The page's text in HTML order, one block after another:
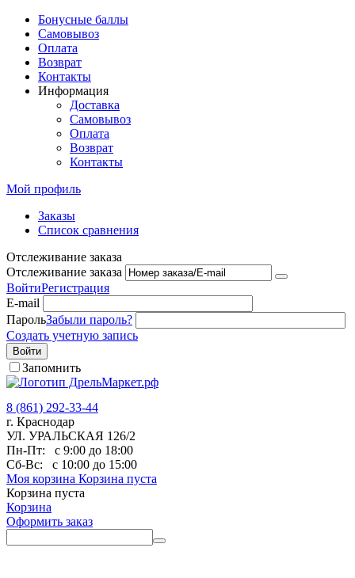
Бонусные баллы
Самовывоз
Оплата
Возврат
Контакты
Информация
Доставка
Самовывоз
Оплата
Возврат
Контакты
Мой профиль
Заказы
Список сравнения
Отслеживание заказа
Отслеживание заказа
ВойтиРегистрация
E-mail
ПарольЗабыли пароль?
Создать учетную запись
Войти
Запомнить
8 (861) 292-33-44
г. Краснодар
УЛ. УРАЛЬСКАЯ 126/2
Пн-Пт:
с 9:00 до 18:00
Сб-Вс:
с 10:00 до 15:00
Моя корзина Корзина пуста
Корзина пуста
Корзина
Оформить заказ